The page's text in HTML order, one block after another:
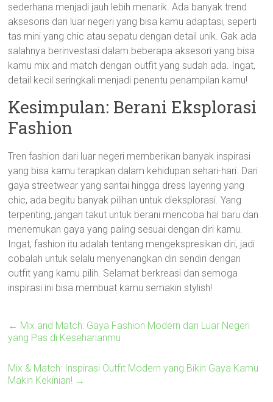
sederhana menjadi jauh lebih menarik. Ada banyak trend
aksesoris dari luar negeri yang bisa kamu adaptasi, seperti
tas mini yang chic atau sepatu dengan detail unik. Gak ada
salahnya berinvestasi dalam beberapa aksesori yang bisa
kamu mix and match dengan outfit yang sudah ada. Ingat,
detail kecil seringkali menjadi penentu penampilan kamu!
Kesimpulan: Berani Eksplorasi
Fashion
Tren fashion dari luar negeri memberikan banyak inspirasi
yang bisa kamu terapkan dalam kehidupan sehari-hari. Dari
gaya streetwear yang santai hingga dress layering yang
chic, ada begitu banyak pilihan untuk dieksplorasi. Yang
terpenting, jangan takut untuk berani mencoba hal baru dan
menemukan gaya yang paling sesuai dengan diri kamu.
Ingat, fashion itu adalah tentang mengekspresikan diri, jadi
cobalah untuk selalu menyenangkan diri sendiri dengan
outfit yang kamu pilih. Selamat berkreasi dan semoga
inspirasi ini bisa membuat kamu semakin stylish!
← Mix and Match: Gaya Fashion Modern dari Luar Negeri
yang Pas di Keseharianmu
Mix & Match: Inspirasi Outfit Modern yang Bikin Gaya Kamu
Makin Kekinian! →